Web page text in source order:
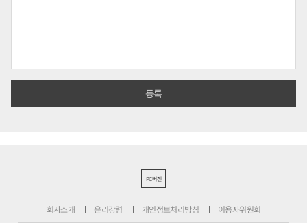
PC버전
회사소개 윤리강령 개인정보처리방침 이용자위원회